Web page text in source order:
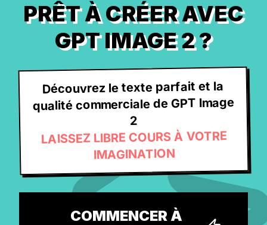
PRÊT À CRÉER AVEC
GPT IMAGE 2 ?
Découvrez le texte parfait et la
qualité commerciale de GPT Image
2
LAISSEZ LIBRE COURS À VOTRE
IMAGINATION
COMMENCER À